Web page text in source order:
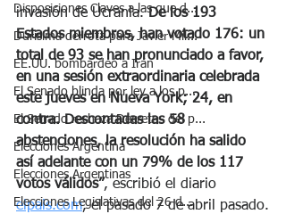
Disposiciones Claves a las que d...
Durísima derrota para Javier Mil...
EE.UU. bombardeó a Irán
El Senado blinda por ley a los p...
El Senado rechaza Decretos del p...
Elecciones Argentina
Elecciones Argentinas
Elecciones Legislativas del 26 d...
invasión de Ucrania. De los 193
Estados miembros, han votado 176: un
total de 93 se han pronunciado a favor,
en una sesión extraordinaria celebrada
este jueves en Nueva York; 24, en
contra. Descontadas las 58
abstenciones, la resolución ha salido
así adelante con un 79% de los 117
votos válidos”, escribió el diario
elpais.com, el pasado 7 de abril pasado.